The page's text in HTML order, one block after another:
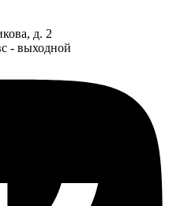
д. 2
- выходной